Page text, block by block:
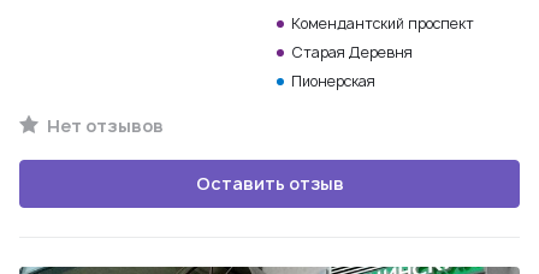
Комендантский проспект
Старая Деревня
Пионерская
Нет отзывов
Оставить отзыв